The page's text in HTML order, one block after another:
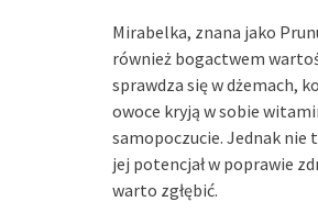
Mirabelka, znana jako
również bogactwem
sprawdza się w dżemach,
owoce kryją w sobie
samopoczucie. Jednak nie
jej potencjał w poprawie
warto zgłębić.